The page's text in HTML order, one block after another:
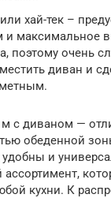
хай-тек –
и максимальное
поэтому очень
диван и
м с диваном —
обеденной
и
ассортимент,
кухни. К